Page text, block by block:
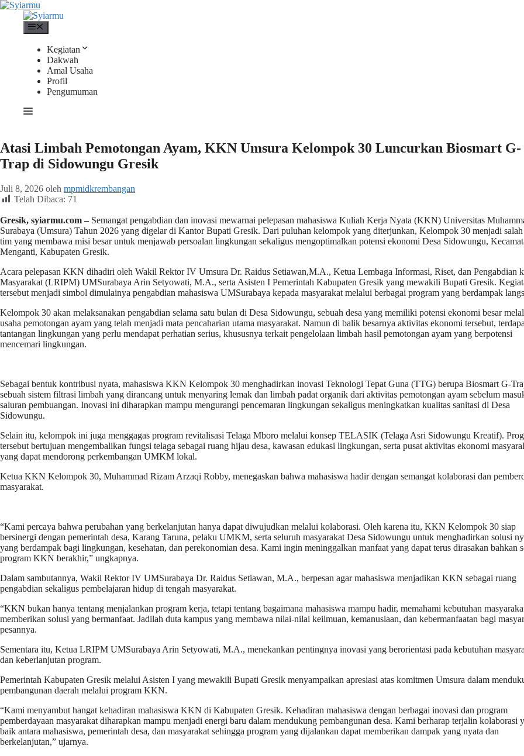
Langsung
Kegiatan
Dakwah
Amal Usaha
Profil
Pengumuman
Atasi Limbah Pemotongan Ayam, KKN Umsura Kelompok 30 Luncurkan Biosmart G-
Trap di Sidowungu Gresik
Juli 8, 2026 oleh mpmidkrembangan
Telah Dibaca: 71
Gresik, syiarmu.com – Semangat pengabdian dan inovasi mewarnai pelepasan mahasiswa Kuliah Kerja Nyata (KKN) Universitas
Surabaya (Umsura) Tahun 2026 yang digelar di Kantor Bupati Gresik. Dari puluhan kelompok yang diterjunkan, Kelompok 30 menjadi salah
tim yang membawa misi besar untuk menjawab persoalan lingkungan sekaligus mengoptimalkan potensi ekonomi Desa Sidowungu,
Menganti, Kabupaten Gresik.
Acara pelepasan KKN dihadiri oleh Wakil Rektor IV Umsura Dr. Raidus Setiawan,M.A., Ketua Lembaga Informasi, Riset, dan Pengabdian
Masyarakat (LRIPM) UMSurabaya Arin Setyowati, M.A., serta Asisten I Pemerintah Kabupaten Gresik yang mewakili Bupati Gresik.
tersebut menjadi simbol dimulainya pengabdian mahasiswa UMSurabaya kepada masyarakat melalui berbagai program yang berdampak
Kelompok 30 akan melaksanakan pengabdian selama satu bulan di Desa Sidowungu, sebuah desa yang memiliki potensi ekonomi besar
usaha pemotongan ayam yang telah menjadi mata pencaharian utama masyarakat. Namun di balik besarnya aktivitas ekonomi tersebut,
tantangan lingkungan yang perlu mendapat perhatian serius, khususnya terkait pengelolaan limbah hasil pemotongan ayam yang berpotensi
mencemari lingkungan.
Sebagai bentuk kontribusi nyata, mahasiswa KKN Kelompok 30 menghadirkan inovasi Teknologi Tepat Guna (TTG) berupa Biosmart G-
sebuah sistem filtrasi limbah yang dirancang untuk menyaring lemak dan limbah padat organik dari aktivitas pemotongan ayam sebelum
saluran pembuangan. Inovasi ini diharapkan mampu mengurangi pencemaran lingkungan sekaligus meningkatkan kualitas sanitasi di Desa
Sidowungu.
Selain itu, kelompok ini juga menggagas program revitalisasi Telaga Mboro melalui konsep TELASIK (Telaga Asri Sidowungu Kreatif).
tersebut bertujuan mengembalikan fungsi telaga sebagai ruang hijau desa, kawasan edukasi lingkungan, serta pusat aktivitas ekonomi
yang dapat mendorong perkembangan UMKM lokal.
Ketua KKN Kelompok 30, Muhammad Rizam Arzaqi Robby, menegaskan bahwa mahasiswa hadir dengan semangat kolaborasi dan
masyarakat.
“Kami percaya bahwa perubahan yang berkelanjutan hanya dapat diwujudkan melalui kolaborasi. Oleh karena itu, KKN Kelompok 30 siap
bersinergi dengan pemerintah desa, Karang Taruna, pelaku UMKM, serta seluruh masyarakat Desa Sidowungu untuk menghadirkan solusi
yang berdampak bagi lingkungan, kesehatan, dan perekonomian desa. Kami ingin meninggalkan manfaat yang dapat terus dirasakan bahkan
program KKN berakhir,” ungkapnya.
Dalam sambutannya, Wakil Rektor IV UMSurabaya Dr. Raidus Setiawan, M.A., berpesan agar mahasiswa menjadikan KKN sebagai ruang
pengabdian sekaligus pembelajaran hidup di tengah masyarakat.
“KKN bukan hanya tentang menjalankan program kerja, tetapi tentang bagaimana mahasiswa mampu hadir, memahami kebutuhan
memberikan solusi yang bermanfaat. Jadilah duta kampus yang membawa nilai-nilai keilmuan, kemanusiaan, dan kebermanfaatan bagi
pesannya.
Sementara itu, Ketua LRIPM UMSurabaya Arin Setyowati, M.A., menekankan pentingnya inovasi yang berorientasi pada kebutuhan
dan keberlanjutan program.
Pemerintah Kabupaten Gresik melalui Asisten I yang mewakili Bupati Gresik menyampaikan apresiasi atas komitmen Umsura dalam
pembangunan daerah melalui program KKN.
“Kami menyambut hangat kehadiran mahasiswa KKN di Kabupaten Gresik. Kehadiran mahasiswa dengan berbagai inovasi dan program
pemberdayaan masyarakat diharapkan mampu menjadi energi baru dalam mendukung pembangunan desa. Kami berharap terjalin kolaborasi
baik antara mahasiswa, pemerintah desa, dan masyarakat sehingga program yang dijalankan dapat memberikan dampak yang nyata dan
berkelanjutan,” ujarnya.